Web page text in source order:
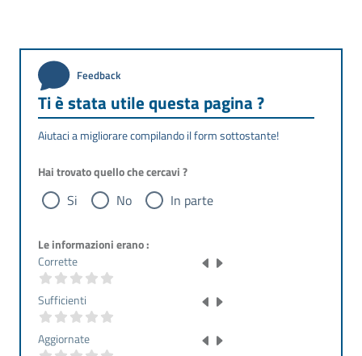
Feedback
Ti è stata utile questa pagina ?
Aiutaci a migliorare compilando il form sottostante!
Hai trovato quello che cercavi ?
Si No In parte
Le informazioni erano :
Corrette
Sufficienti
Aggiornate